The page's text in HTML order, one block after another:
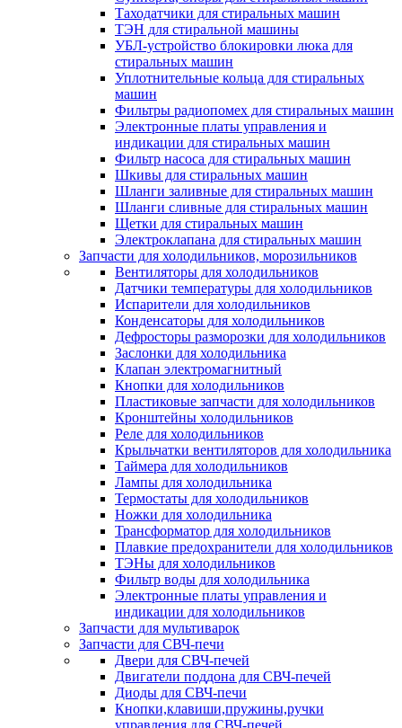
Таходатчики для стиральных машин
ТЭН для стиральной машины
УБЛ-устройство блокировки люка для
стиральных машин
Уплотнительные кольца для стиральных
машин
Фильтры радиопомех для стиральных машин
Электронные платы управления и
индикации для стиральных машин
Фильтр насоса для стиральных машин
Шкивы для стиральных машин
Шланги заливные для стиральных машин
Шланги сливные для стиральных машин
Щетки для стиральных машин
Электроклапана для стиральных машин
Запчасти для холодильников, морозильников
Вентиляторы для холодильников
Датчики температуры для холодильников
Испарители для холодильников
Конденсаторы для холодильников
Дефросторы разморозки для холодильников
Заслонки для холодильника
Клапан электромагнитный
Кнопки для холодильников
Пластиковые запчасти для холодильников
Кронштейны холодильников
Реле для холодильников
Крыльчатки вентиляторов для холодильника
Таймера для холодильников
Лампы для холодильника
Термостаты для холодильников
Ножки для холодильника
Трансформатор для холодильников
Плавкие предохранители для холодильников
ТЭНы для холодильников
Фильтр воды для холодильника
Электронные платы управления и
индикации для холодильников
Запчасти для мультиварок
Запчасти для СВЧ-печи
Двери для СВЧ-печей
Двигатели поддона для СВЧ-печей
Диоды для СВЧ-печи
Кнопки,клавиши,пружины,ручки
управления для СВЧ-печей